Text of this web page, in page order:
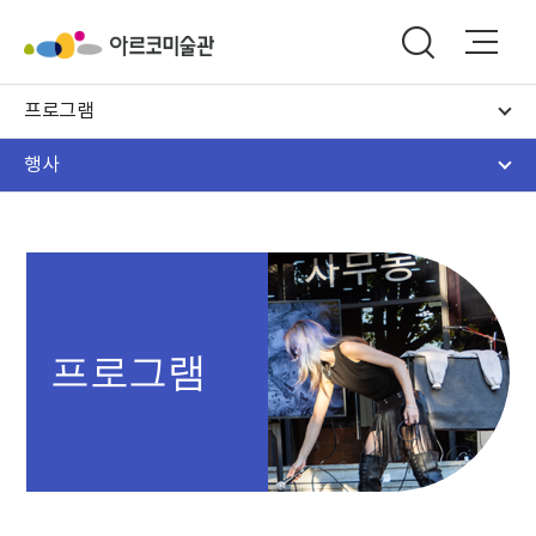
프로그램
행사
프로그램